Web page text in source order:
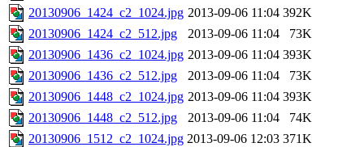
20130906_1424_c2_1024.jpg 2013-09-06 11:04 392K
20130906_1424_c2_512.jpg
2013-09-06 11:04
73K
20130906_1436_c2_1024.jpg 2013-09-06 11:04 393K
20130906_1436_c2_512.jpg
2013-09-06 11:04
73K
20130906_1448_c2_1024.jpg 2013-09-06 11:04 393K
20130906_1448_c2_512.jpg
2013-09-06 11:04
74K
20130906_1512_c2_1024.jpg 2013-09-06 12:03 371K